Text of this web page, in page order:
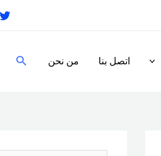
اتصل بنا من نحن البحث